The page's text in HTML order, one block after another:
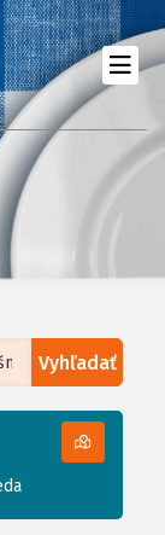
Vyhľadať
OpenStreetMap